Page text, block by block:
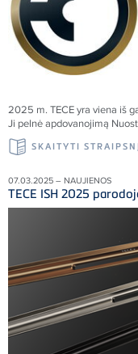
2025 m. TECE yra viena iš
Ji pelnė apdovanojimą
SKAITYTI
07.03.2025 – NAUJIENOS
TECE ISH 2025